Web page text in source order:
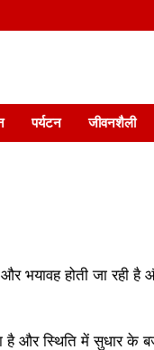
ऑडियो, वीडियो और फ़ीचर.
पर्यटन जीवनशैली
भयावह होती जा रही
और स्थिति में सुधार के